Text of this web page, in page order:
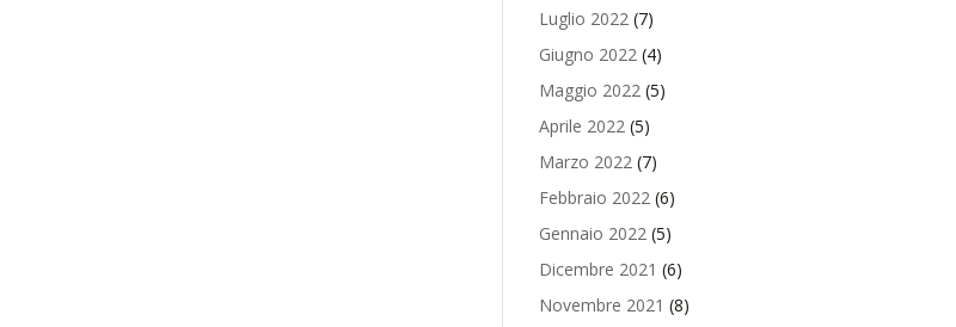
Luglio 2022(7)
Giugno 2022(4)
Maggio 2022(5)
Aprile 2022(5)
Marzo 2022(7)
Febbraio 2022(6)
Gennaio 2022(5)
Dicembre 2021 (6)
Novembre 2021 (8)